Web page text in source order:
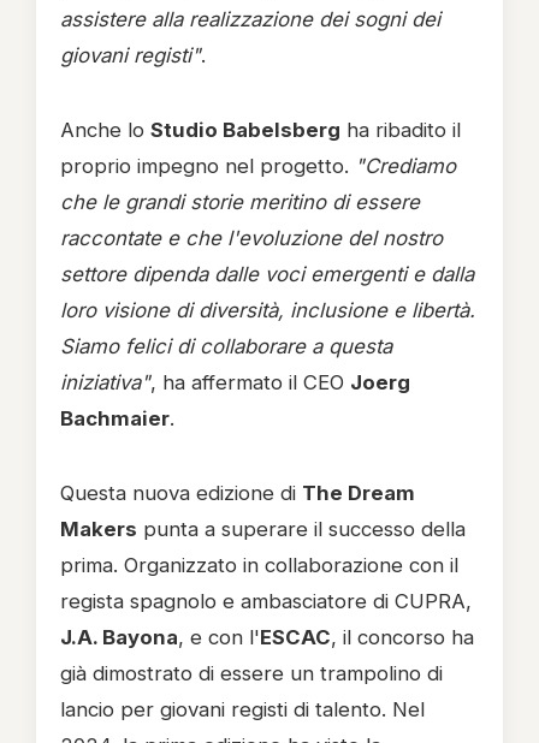
assistere alla realizzazione dei sogni dei
giovani registi".
Anche lo Studio Babelsberg ha ribadito il
proprio impegno nel progetto. "Crediamo
che le grandi storie meritino di essere
raccontate e che l'evoluzione del nostro
settore dipenda dalle voci emergenti e dalla
loro visione di diversità, inclusione e libertà.
Siamo felici di collaborare a questa
iniziativa", ha affermato il CEO Joerg
Bachmaier.
Questa nuova edizione di The Dream
Makers punta a superare il successo della
prima. Organizzato in collaborazione con il
regista spagnolo e ambasciatore di CUPRA,
J.A. Bayona, e con l'ESCAC, il concorso ha
già dimostrato di essere un trampolino di
lancio per giovani registi di talento. Nel